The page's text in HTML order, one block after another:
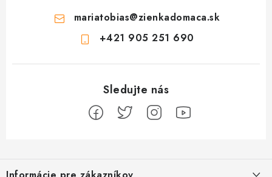
mariatobias@zienkadomaca.sk
+421 905 251 690